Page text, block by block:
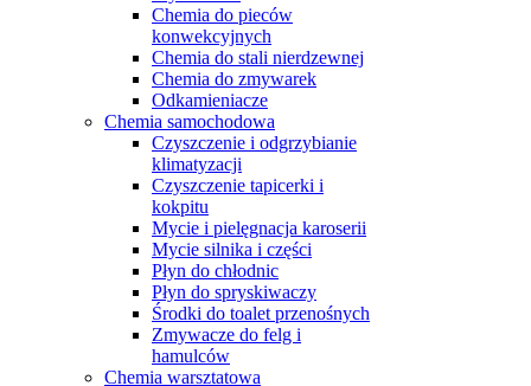
Chemia do pieców
konwekcyjnych
Chemia do stali nierdzewnej
Chemia do zmywarek
Odkamieniacze
Chemia samochodowa
Czyszczenie i odgrzybianie
klimatyzacji
Czyszczenie tapicerki i
kokpitu
Mycie i pielęgnacja karoserii
Mycie silnika i części
Płyn do chłodnic
Płyn do spryskiwaczy
Środki do toalet przenośnych
Zmywacze do felg i
hamulców
Chemia warsztatowa